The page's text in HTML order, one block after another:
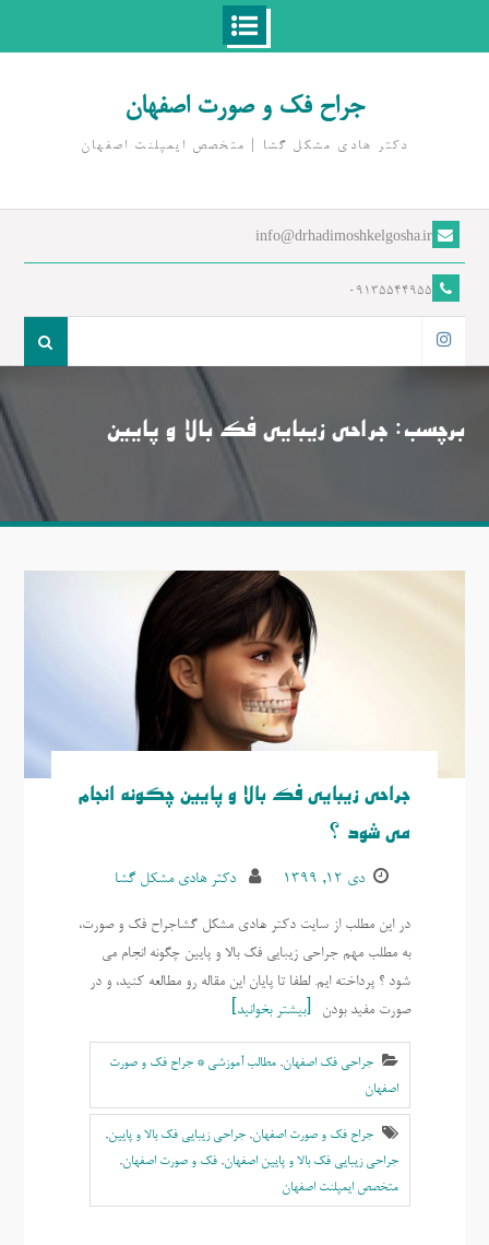
جراح فک و صورت اصفهان
دکتر هادی مشکل گشا | متخصص ايمپلنت اصفهان
info@drhadimoshkelgosha.ir
09135544955
برچسب: جراحی زیبایی فک بالا و پایین
جراحی زیبایی فک بالا و پایین چگونه انجام
می شود ؟
دی ۱۲, ۱۳۹۹ دکتر هادی مشکل گشا
در این مطلب از سایت دکتر هادی مشکل گشاجراح فک و صورت،
به مطلب مهم جراحی زیبایی فک بالا و پایین چگونه انجام می
شود ؟ پرداخته ایم. لطفا تا پایان این مقاله رو مطالعه کنید، و در
صورت مفید بودن
بیشتر بخوانید
جراحی فک اصفهان, مطالب آموزشی * جراح فک و صورت
اصفهان
جراح فک و صورت اصفهان, جراحی زیبایی فک بالا و پایین,
جراحی زیبایی فک بالا و پایین اصفهان, فک و صورت اصفهان,
متخصص ایمپلنت اصفهان